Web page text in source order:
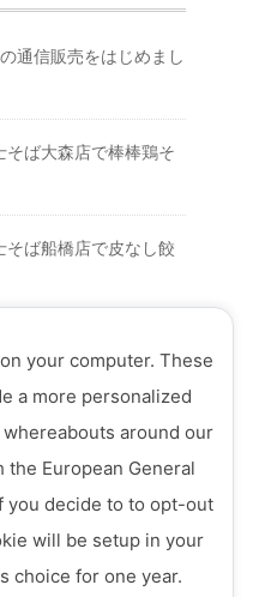
通信販売をはじめまし
そば大森店で棒棒鶏そ
そば船橋店で皮なし餃
セット
そば西荻窪店で真夏の
ば
そば ７月のフェアメニ
風かき揚げ丼セット」
your computer. These
a more personalized
around our
European General
you decide to to opt-out
will be setup in your
choice for one year.